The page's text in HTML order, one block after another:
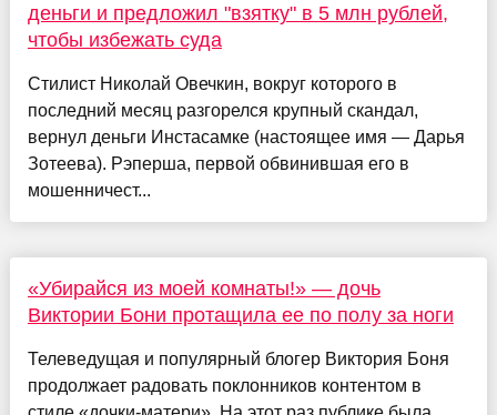
деньги и предложил "взятку" в 5 млн рублей,
чтобы избежать суда
Стилист Николай Овечкин, вокруг которого в
последний месяц разгорелся крупный скандал,
вернул деньги Инстасамке (настоящее имя — Дарья
Зотеева). Рэперша, первой обвинившая его в
мошенничест...
«Убирайся из моей комнаты!» — дочь
Виктории Бони протащила ее по полу за ноги
Телеведущая и популярный блогер Виктория Боня
продолжает радовать поклонников контентом в